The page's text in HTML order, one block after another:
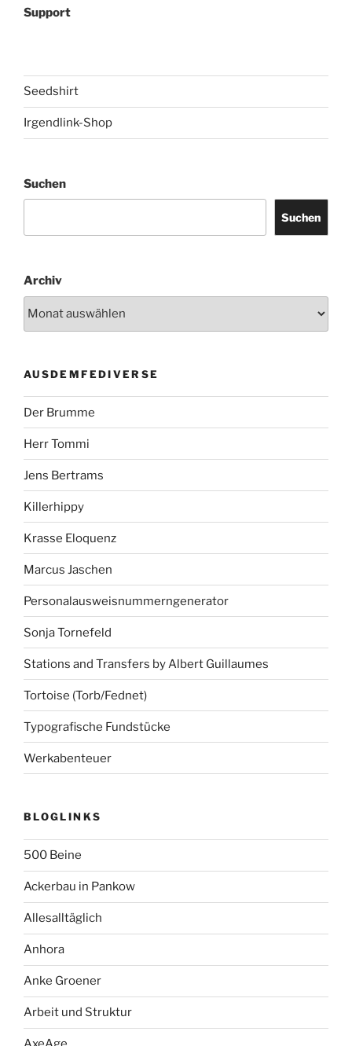
Support
Seedshirt
Irgendlink-Shop
Suchen
Suchen
Archiv
AUSDEMFEDIVERSE
Der Brumme
Herr Tommi
Jens Bertrams
Killerhippy
Krasse Eloquenz
Marcus Jaschen
Personalausweisnummerngenerator
Sonja Tornefeld
Stations and Transfers by Albert Guillaumes
Tortoise (Torb/Fednet)
Typografische Fundstücke
Werkabenteuer
BLOGLINKS
500 Beine
Ackerbau in Pankow
Allesalltäglich
Anhora
Anke Groener
Arbeit und Struktur